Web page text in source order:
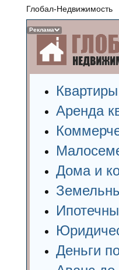
Реклама
Глобал-Недвижимость
Квартиры
Аренда
Дома и
Деньги